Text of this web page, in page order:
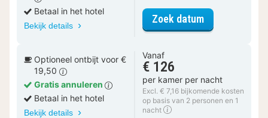
Betaal in het hotel
Bekijk details
Zoek datumvoor
Optioneel ontbijt voor €
19,50
Gratis annuleren
Betaal in het hotel
Bekijk details
Vanaf
€ 126
per kamer per nacht
Excl. € 7,16 bijkomende kosten
op basis van 2 personen en 1
nacht